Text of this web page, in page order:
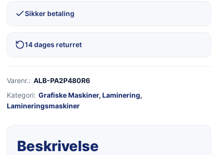
Sikker betaling
14 dages returret
Varenr.: ALB-PA2P480R6
Kategori: Grafiske Maskiner, Laminering,
Lamineringsmaskiner
Beskrivelse